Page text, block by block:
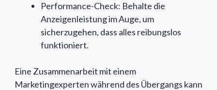
Performance-Check: Behalte die
Anzeigenleistung im Auge, um
sicherzugehen, dass alles reibungslos
funktioniert.
Eine Zusammenarbeit mit einem
Marketingexperten während des Übergangs kann